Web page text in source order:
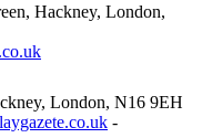
Hackney, London,
London, N16 9EH
-